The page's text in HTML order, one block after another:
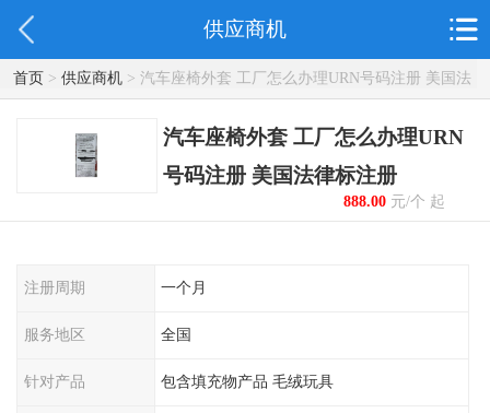
供应商机
首页> 供应商机> 汽车座椅外套 工厂怎么办理URN号码注册 美国法
律标注册
汽车座椅外套 工厂怎么办理URN
号码注册 美国法律标注册
888.00元/个 起
注册周期 一个月
服务地区 全国
针对产品 包含填充物产品 毛绒玩具